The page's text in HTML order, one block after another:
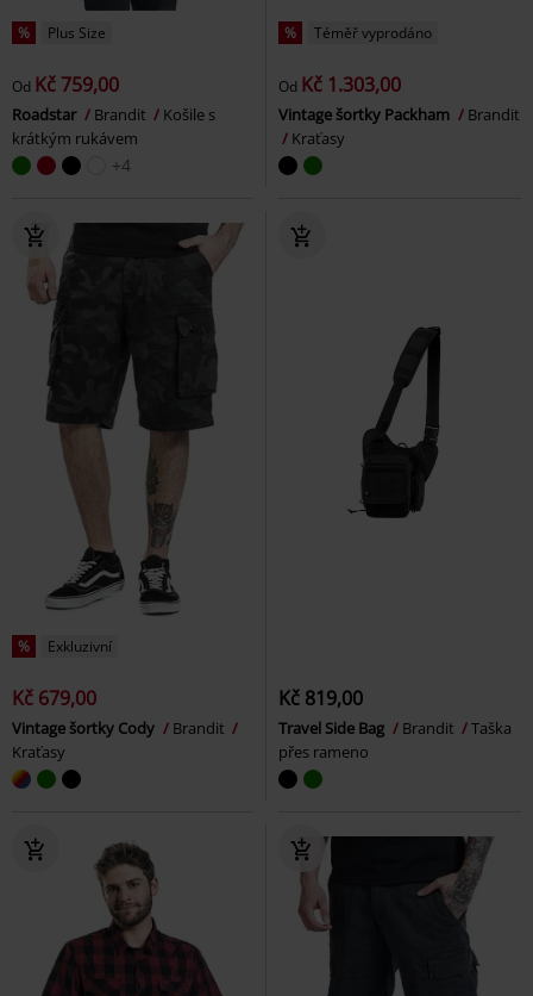
% Plus Size
Od Kč 759,00
Roadstar Brandit
Košile s
krátkým rukávem
+4
% Téměř vyprodáno
Od Kč 1.303,00
Vintage šortky Packham
Brandit
Kraťasy
% Exkluzivní
Kč 679,00
Vintage šortky Cody
Brandit
Kraťasy
Kč 819,00
Travel Side Bag Brandit
Taška
přes rameno